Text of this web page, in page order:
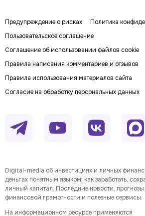
Предупреждение о рисках
Политика
Пользовательское соглашение
Соглашение об использовании файлов cookie
Правила написания комментариев и отзывов
Правила использования материалов сайта
Согласие на обработку персональных данных
Digital-media об инвестициях и личных
деньгах понятным языком: как заработать,
личный капитал. Последние новости,
финансовой грамотности и полезные сервисы.
На информационном ресурсе применяются